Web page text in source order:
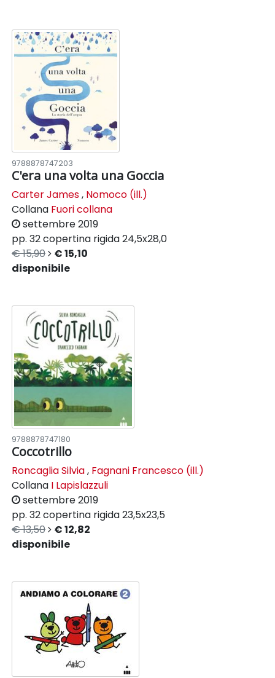
9788878747203
C'era una volta una Goccia
Carter James, Nomoco (ill.)
Collana Fuori collana
settembre 2019
pp. 32copertina rigida24,5x28,0
€ 15,90
€ 15,10
disponibile
9788878747180
Coccotrillo
Roncaglia Silvia, Fagnani Francesco (ill.)
Collana I Lapislazzuli
settembre 2019
pp. 32copertina rigida23,5x23,5
€ 13,50
€ 12,82
disponibile